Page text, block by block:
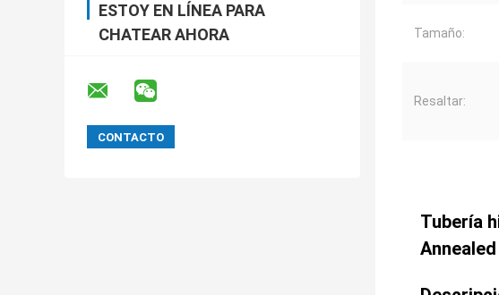
ESTOY EN LÍNEA PARA
CHATEAR AHORA
Tamaño:
Resaltar:
Tubería